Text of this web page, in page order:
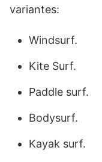
variantes:
Windsurf.
Kite Surf.
Paddle surf.
Bodysurf.
Kayak surf.